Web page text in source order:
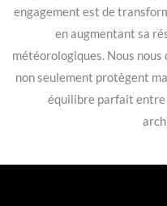
engagement est de
en augmentant sa
météorologiques. Nous nous
non seulement protègent
équilibre parfait